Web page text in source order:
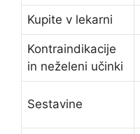
Kupite v lekarni
Kontraindikacije
in neželeni učinki
Sestavine